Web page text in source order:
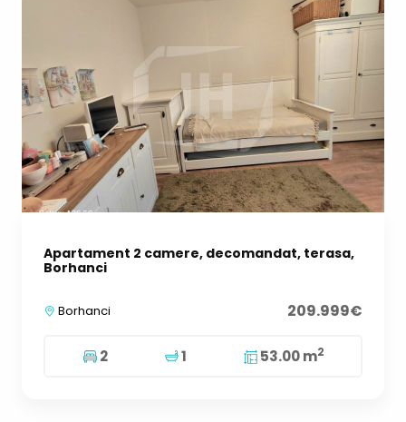
Apartament 2 camere, decomandat, terasa,
Borhanci
Borhanci 209.999€
2 1 53.00 m2